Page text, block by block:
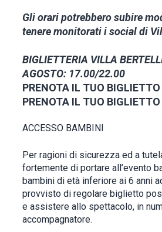
Gli orari potrebbero subire
tenere monitorati i social di
BIGLIETTERIA VILLA
AGOSTO: 17.00/22.00
PRENOTA IL TUO BIGLIETTO
PRENOTA IL TUO BIGLIETTO
ACCESSO BAMBINI
Per ragioni di sicurezza ed a
fortemente di portare all’evento
bambini di età inferiore ai 6 anni
provvisto di regolare biglietto
e assistere allo spettacolo, in
accompagnatore.